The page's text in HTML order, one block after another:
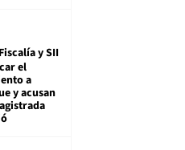
Fiscalía y SII
el
a
y acusan